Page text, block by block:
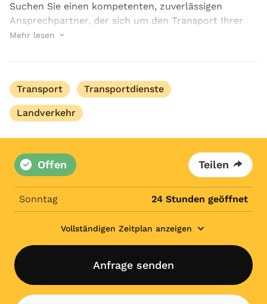
Suchen Sie einen kompetenten, zuverlässigen
Ansprechpartner, der sich um den Transport Ihrer
Waren kümmert? Akfair Logistik GmbH bietet
Mehr lesen
Transport Transportdienste
Landverkehr
Offen Teilen
Sonntag 24 Stunden geöffnet
Vollständigen Zeitplan anzeigen
Anfrage senden